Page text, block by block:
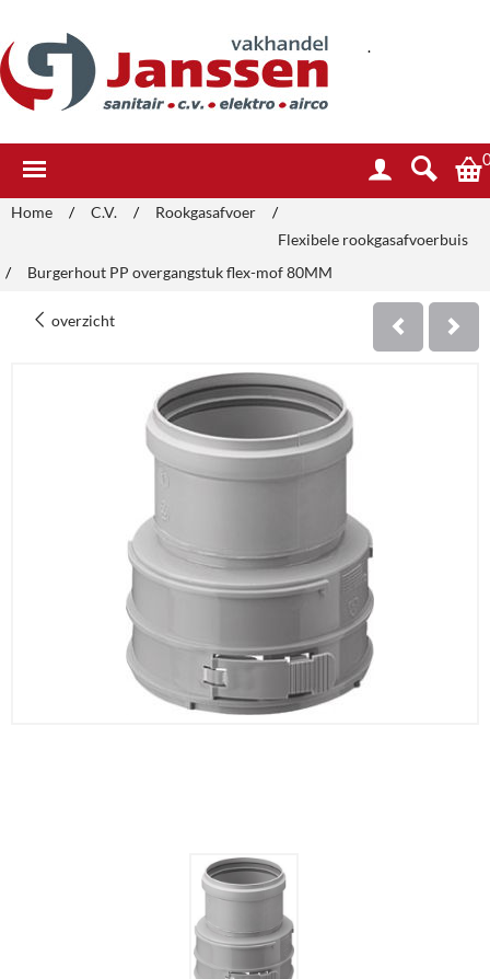
.
Home / C.V. / Rookgasafvoer
/
Flexibele rookgasafvoerbuis
/
Burgerhout PP overgangstuk flex-mof 80MM
overzicht